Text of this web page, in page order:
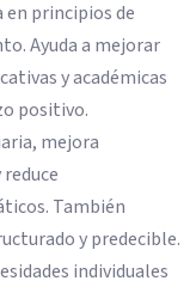
en principios de
Ayuda a mejorar
y académicas
positivo.
mejora
También
y predecible.
individuales